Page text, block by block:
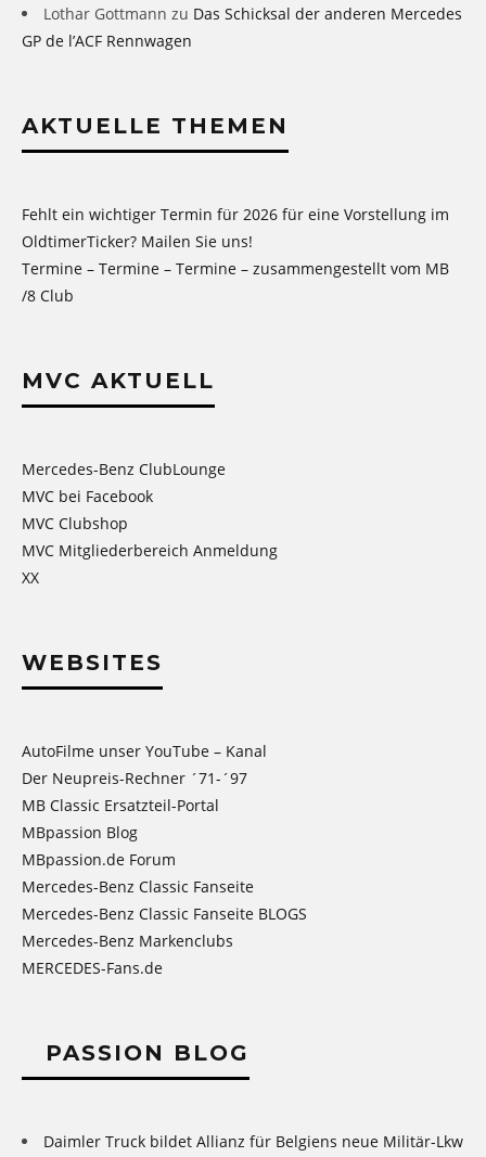
Lothar Gottmann zu Das Schicksal der anderen Mercedes
GP de l’ACF Rennwagen
AKTUELLE THEMEN
Fehlt ein wichtiger Termin für 2026 für eine Vorstellung im
OldtimerTicker? Mailen Sie uns!
Termine – Termine – Termine – zusammengestellt vom MB
/8 Club
MVC AKTUELL
Mercedes-Benz ClubLounge
MVC bei Facebook
MVC Clubshop
MVC Mitgliederbereich Anmeldung
XX
WEBSITES
AutoFilme unser YouTube – Kanal
Der Neupreis-Rechner ´71-´97
MB Classic Ersatzteil-Portal
MBpassion Blog
MBpassion.de Forum
Mercedes-Benz Classic Fanseite
Mercedes-Benz Classic Fanseite BLOGS
Mercedes-Benz Markenclubs
MERCEDES-Fans.de
PASSION BLOG
Daimler Truck bildet Allianz für Belgiens neue Militär-Lkw